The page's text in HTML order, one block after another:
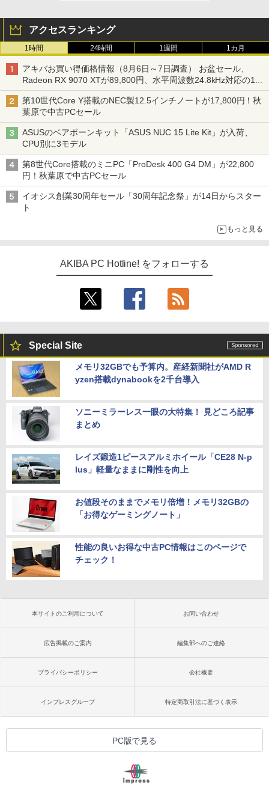
アクセスランキング
1時間 24時間 1週間 1カ月
アキバお買い得価格情報（8月6日～7日調査） お盆セール、
Radeon RX 9070 XTが89,800円、水平周波数24.8kHz対応の17
型モニターが9,801円、暑さ指数連動セール ほか
第10世代Core Y搭載のNEC製12.5インチノートが17,800円！秋
葉原で中古PCセール
ASUSのベアボーンキット「ASUS NUC 15 Lite Kit」が入荷、
CPU別に3モデル
第8世代Core搭載のミニPC「ProDesk 400 G4 DM」が22,800
円！秋葉原で中古PCセール
イオシス創業30周年セール「30周年記念祭」が14日からスター
ト
もっと見る
AKIBA PC Hotline! をフォローする
Special Site
メモリ32GBでも予算内。産経新聞社がAMD R
yzen搭載dynabookを2千台導入
ソニーミラーレス一眼の大特集！ 見どころ記事
まとめ
レイズ鍛造1ピースアルミホイール「CE28 N-p
lus」軽量なままに剛性を向上
お値段そのままでメモリ倍増！メモリ32GBの
「お得なゲーミングノート」
性能の良いお得な中古PC情報はこのページで
チェック！
本サイトのご利用について お問い合わせ
広告掲載のご案内 編集部へのご連絡
プライバシーポリシー 会社概要
インプレスグループ 特定商取引法に基づく表示
PC版で見る